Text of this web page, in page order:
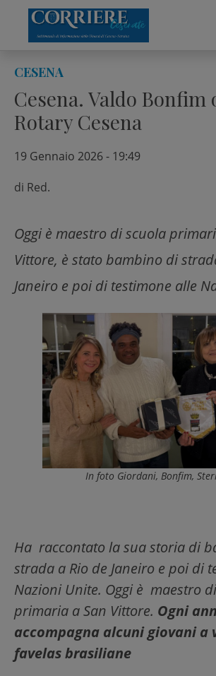
content
CESENA
Cesena. Valdo Bonfim
Rotary Cesena
19 Gennaio 2026 - 19:49
di Red.
Oggi è maestro di scuola
Vittore, è stato bambino di
Janeiro e poi di testimone alle
In foto Giordani, Bonfim,
Ha raccontato la sua storia di
strada a Rio de Janeiro e poi di
Nazioni Unite. Oggi è maestro
primaria a San Vittore. Ogni
accompagna alcuni giovani a
favelas brasiliane